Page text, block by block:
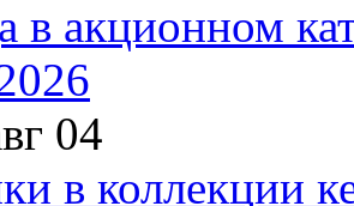
в акционном
04
в коллекции